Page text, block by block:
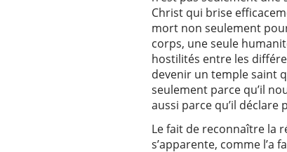
Christ qui brise
mort non seulement
corps, une seule
hostilités entre les
devenir un temple saint
seulement parce qu’il
aussi parce qu’il
Le fait de reconnaître la
s’apparente, comme l’a